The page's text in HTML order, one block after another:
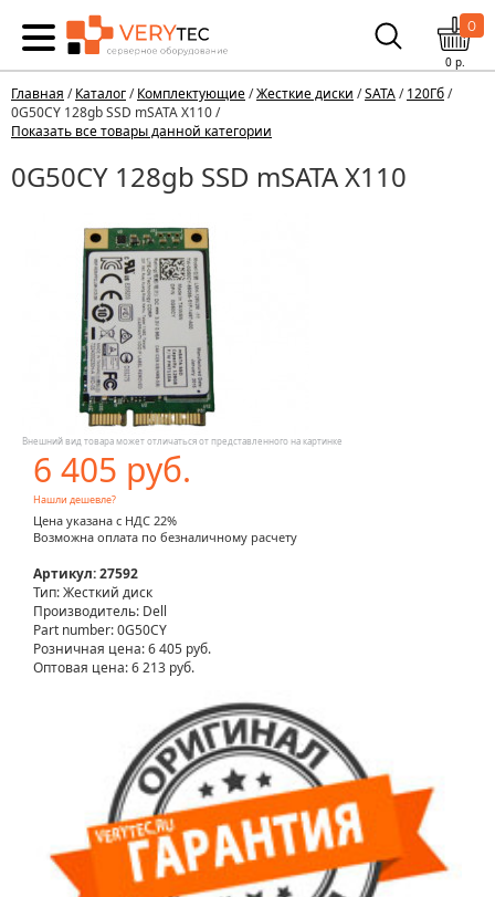
0
0р.
Главная /Каталог/Комплектующие/Жесткие диски /SATA/120Гб/
0G50CY 128gb SSD mSATA X110 /
Показать все товары данной категории
0G50CY 128gb SSD mSATA X110
Внешний вид товара может отличаться от представленного на картинке
6 405 руб.
Нашли дешевле?
Цена указана с НДС 22%
Возможна оплата по безналичному расчету
Артикул: 27592
Тип: Жесткий диск
Производитель: Dell
Part number: 0G50CY
Розничная цена:6 405 руб.
Оптовая цена: 6 213 руб.